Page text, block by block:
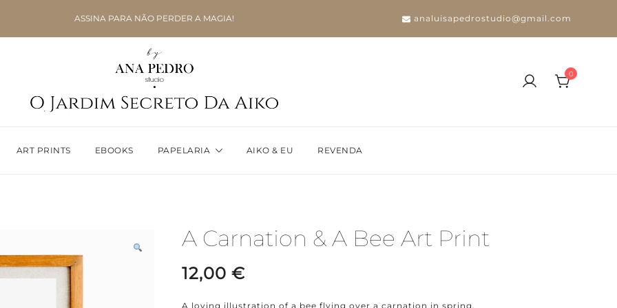
ASSINA PARA NÃO PERDER A MAGIA! analuisapedrostudio@gmail.com
0
ART PRINTS EBOOKS PAPELARIA AIKO & EU REVENDA
A Carnation & A Bee Art Print
12,00 €
A loving illustration of a bee flying over a carnation in spring.